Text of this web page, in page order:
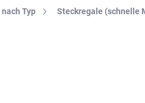
nach Typ Steckregale (schnelle